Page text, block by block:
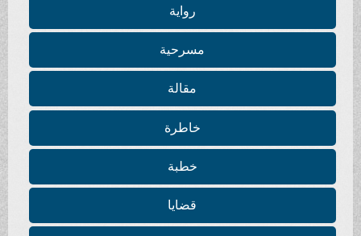
رواية
مسرحية
مقالة
خاطرة
خطبة
قضايا